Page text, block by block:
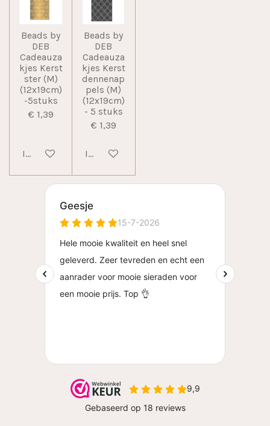
Beads by
DEB
Cadeauza
kjes Kerst
ster (M)
(12x19cm)
-5stuks
€ 1,39
In winkelwagen
Beads by
DEB
Cadeauza
kjes Kerst
dennenap
pels (M)
(12x19cm)
- 5 stuks
€ 1,39
In winkelwagen